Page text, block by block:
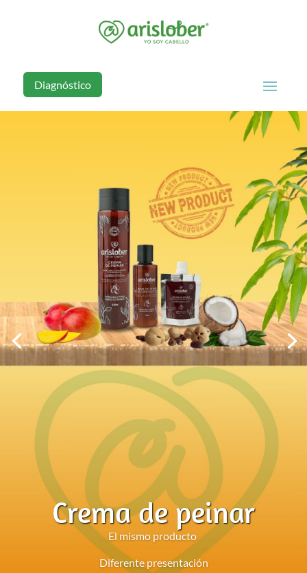
Diagnóstico
Crema de peinar
El mismo producto
Diferente presentación